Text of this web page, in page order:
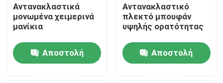
επαφή
Νέα
Αντανακλαστικά
μονωμένα χειμερινά
μανίκια
Αποστολή
Αντανακλαστικό
πλεκτό μπουφάν
υψηλής ορατότητας
Αποστολή